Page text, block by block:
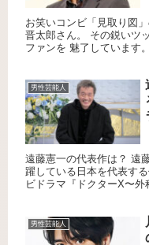
お笑いコンビ「見取り図
晋太郎さん。 その鋭いツ
ファンを 魅了しています
男性芸能人
遠藤憲一の代表作は？ 遠
躍している日本を代表す
ビドラマ『ドクターX〜
男性芸能人